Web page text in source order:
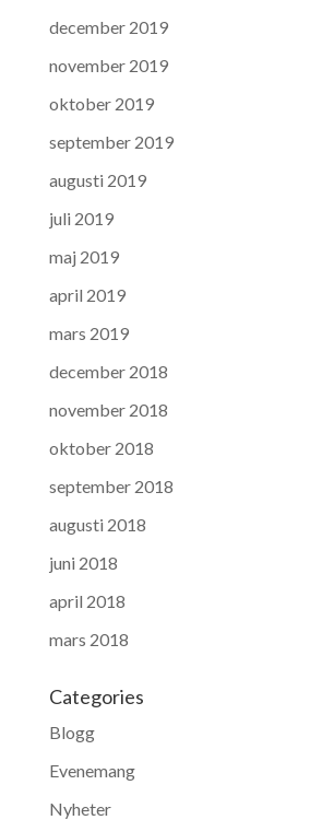
december 2019
november 2019
oktober 2019
september 2019
augusti 2019
juli 2019
maj 2019
april 2019
mars 2019
december 2018
november 2018
oktober 2018
september 2018
augusti 2018
juni 2018
april 2018
mars 2018
Categories
Blogg
Evenemang
Nyheter